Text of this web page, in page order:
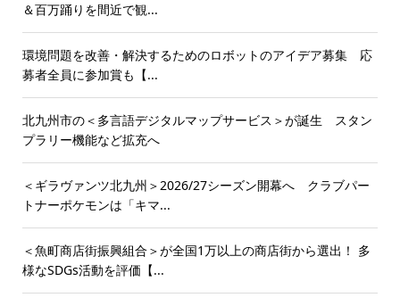
＆百万踊りを間近で観...
環境問題を改善・解決するためのロボットのアイデア募集 応
募者全員に参加賞も【...
北九州市の＜多言語デジタルマップサービス＞が誕生 スタン
プラリー機能など拡充へ
＜ギラヴァンツ北九州＞2026/27シーズン開幕へ クラブパー
トナーポケモンは「キマ...
＜魚町商店街振興組合＞が全国1万以上の商店街から選出！ 多
様なSDGs活動を評価【...